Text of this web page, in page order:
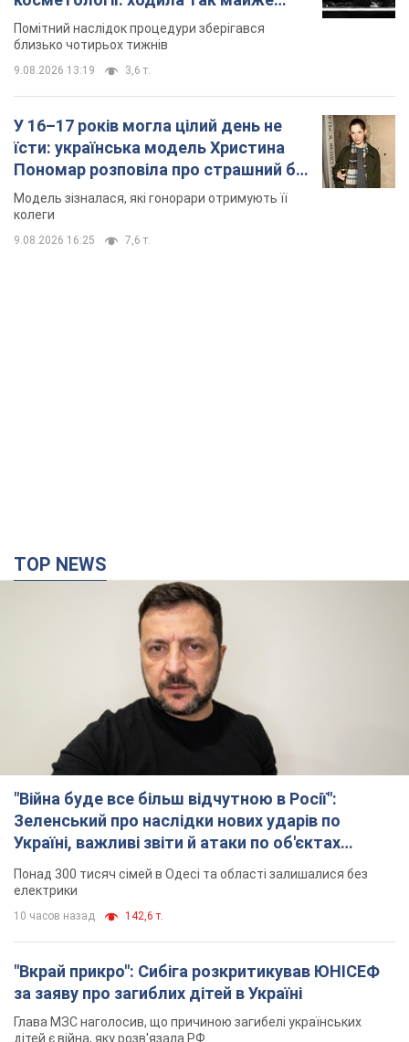
9.08.2026 16:25 7,6 т.
"Війна буде все більш відчутною в Росії":
Зеленський про наслідки нових ударів по
Україні, важливі звіти й атаки по об'єктах
Понад 300 тисяч сімей в Одесі та області залишалися без
142,6 т.
"Вкрай прикро": Сибіга розкритикував ЮНІСЕФ
за заяву про загиблих дітей в Україні
дітей є війна, яку розв'язала РФ
8 часов назад 9,1 т.
"Суттєві руйнування": Росія завдала
буровому майданчику "Укрнафти"
БПЛА
9 часов назад 7,7 т.